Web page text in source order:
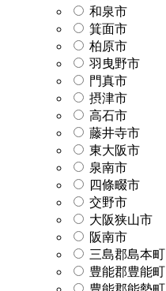
和泉市
箕面市
柏原市
羽曳野市
門真市
摂津市
高石市
藤井寺市
東大阪市
泉南市
四條畷市
交野市
大阪狭山市
阪南市
三島郡島本町
豊能郡豊能町